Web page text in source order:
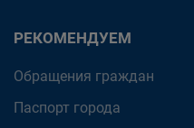
РЕКОМЕНДУЕМ
Обращения граждан
Паспорт города